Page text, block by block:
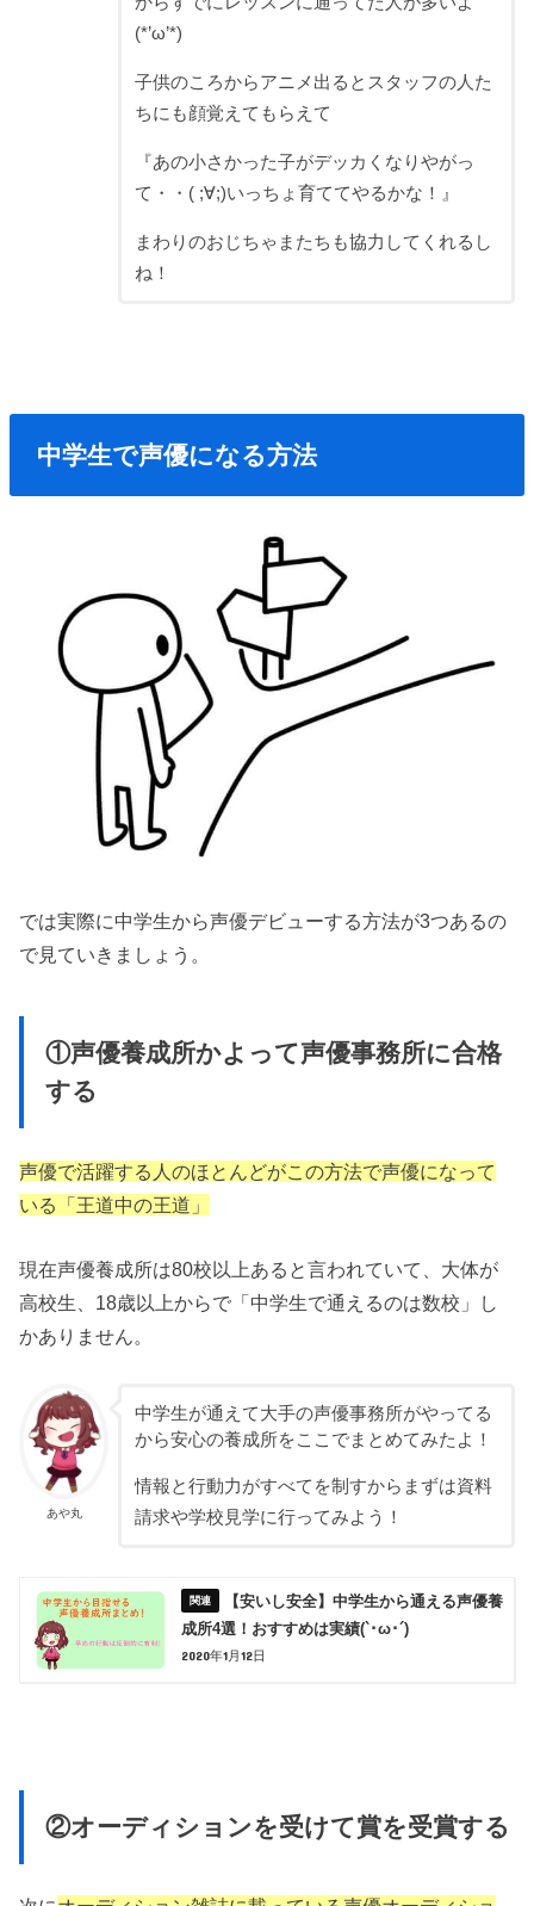
(*’ω’*)
子供のころからアニメ出るとスタッフの人た
ちにも顔覚えてもらえて
『あの小さかった子がデッカくなりやがっ
て・・( ;∀;)いっちょ育ててやるかな！』
まわりのおじちゃまたちも協力してくれるし
ね！
中学生で声優になる方法
では実際に中学生から声優デビューする方法が3つあるの
で見ていきましょう。
①声優養成所かよって声優事務所に合格
する
声優で活躍する人のほとんどがこの方法で声優になって
いる「王道中の王道」
現在声優養成所は80校以上あると言われていて、大体が
高校生、18歳以上からで「中学生で通えるのは数校」し
かありません。
あや丸
中学生が通えて大手の声優事務所がやってる
から安心の養成所をここでまとめてみたよ！
情報と行動力がすべてを制すからまずは資料
請求や学校見学に行ってみよう！
【安いし安全】中学生から通える声優養
成所4選！おすすめは実績(`･ω･´)
2020年1月12日
②オーディションを受けて賞を受賞する